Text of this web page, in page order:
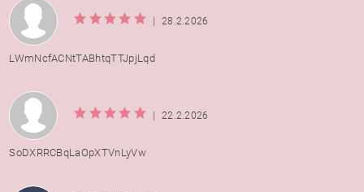
| 28.2.2026
LWmNcfACNtTABhtqTTJpjLqd
| 22.2.2026
SoDXRRCBqLaOpXTVnLyVw